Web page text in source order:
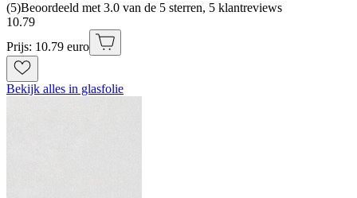
(5)Beoordeeld met 3.0 van de 5 sterren, 5 klantreviews
10.79
Prijs: 10.79 euro
Bekijk alles in glasfolie